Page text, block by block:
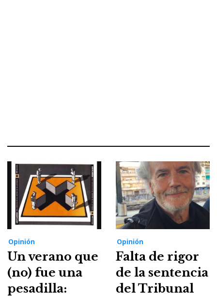
Opinión
Un verano que
(no) fue una
pesadilla:
Opinión
Falta de rigor
de la sentencia
del Tribunal